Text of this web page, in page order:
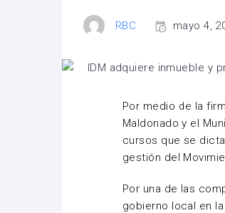
RBC mayo 4,
Por medio de la
Maldonado y el
cursos que se
gestión del
Por una de las
gobierno local en